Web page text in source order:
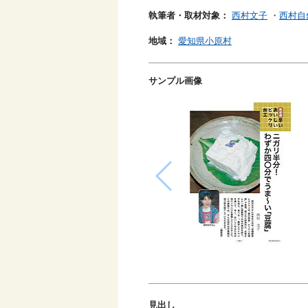
執筆者・取材対象： 西村文子 ・ 西村自
地域： 愛知県小原村
サンプル画像
見出し